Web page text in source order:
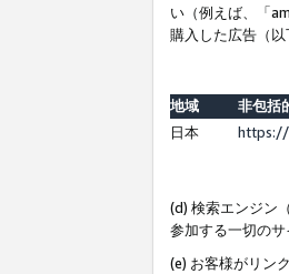
い（例えば、「
購入した広告（以
地域
非包括
日本
https://
(d) 検索エンジン
参加する一切の
(e) お客様がリン